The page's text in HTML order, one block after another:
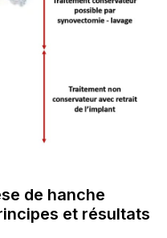
de hanche
et résultats